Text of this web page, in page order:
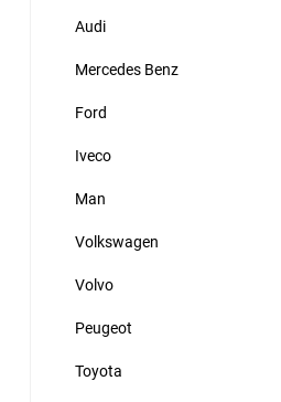
Audi
Mercedes Benz
Ford
Iveco
Man
Volkswagen
Volvo
Peugeot
Toyota